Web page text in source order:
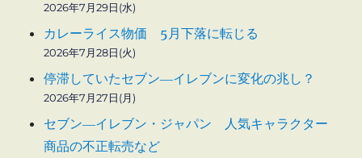
2026年7月29日(水)
カレーライス物価 5月下落に転じる
2026年7月28日(火)
停滞していたセブン―イレブンに変化の兆し？
2026年7月27日(月)
セブン―イレブン・ジャパン 人気キャラクター
商品の不正転売など